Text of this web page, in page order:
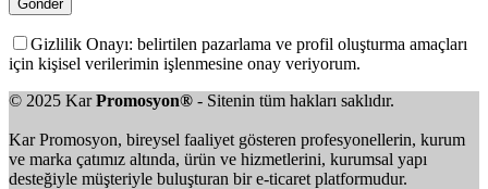
Gizlilik Onayı: belirtilen pazarlama ve profil oluşturma amaçları
için kişisel verilerimin işlenmesine onay veriyorum.
© 2025 KarPromosyon® - Sitenin tüm hakları saklıdır.
Kar Promosyon, bireysel faaliyet gösteren profesyonellerin, kurum
ve marka çatımız altında, ürün ve hizmetlerini, kurumsal yapı
desteğiyle müşteriyle buluşturan bir e-ticaret platformudur.